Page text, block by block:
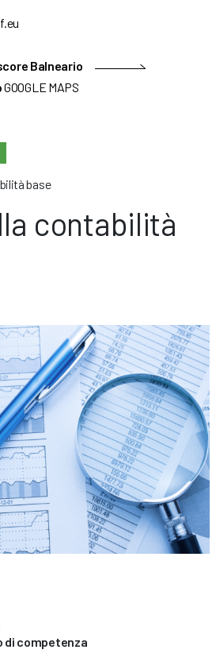
Balneario
GOOGLE MAPS
base
contabilità
competenza